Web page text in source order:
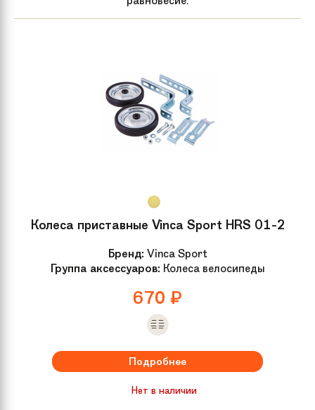
Колеса приставные Vinca Sport HRS 01-2
Бренд: Vinca Sport
Группа аксессуаров: Колеса велосипеды
670 ₽
Подробнее
Нет в наличии